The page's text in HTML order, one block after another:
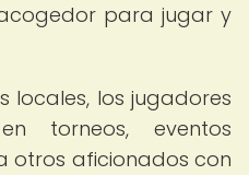
para jugar y
locales, los jugadores
torneos, eventos
otros aficionados con